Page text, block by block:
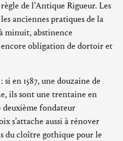
de l’Antique Rigueur. Les
anciennes pratiques de la
minuit, abstinence
obligation de dortoir et
si en 1587, une douzaine de
ils sont une trentaine en
deuxième fondateur
s’attache aussi à rénover
du cloître gothique pour le